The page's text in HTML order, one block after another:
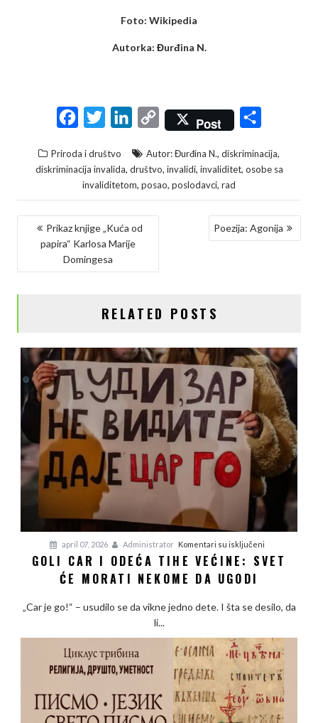
Foto: Wikipedia
Autorka: Đurđina N.
c
e
b
o
o
k
i
t
t
e
r
n
k
e
d
I
C
p
y
L
Post
a
e
Priroda i društvo Autor: Đurđina N., diskriminacija,
diskriminacija invalida, društvo, invalidi, invaliditet, osobe sa
invaliditetom, posao, poslodavci, rad
KRETANJE
ČLANKA
Prikaz knjige „Kuća od
papira“ Karlosa Marije
Domingesa
Poezija: Agonija
RELATED POSTS
april 07, 2026 Administrator Komentari su isključenina
Goli
odeća
većine:
Svet
će
morati
nekome
da
GOLI CAR I ODEĆA TIHE VEĆINE: SVET
ĆE MORATI NEKOME DA UGODI
„Car je go!“ – usudilo se da vikne jedno dete. I šta se desilo, da
li...